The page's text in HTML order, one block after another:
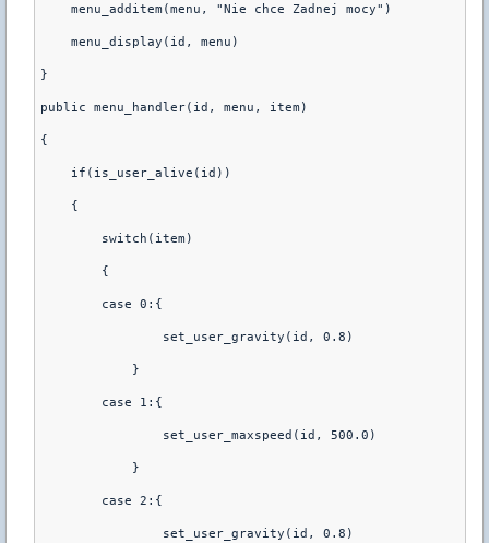
    menu_additem(menu, "Nie chce Zadnej mocy")
    menu_display(id, menu)
}
public menu_handler(id, menu, item)
{
    if(is_user_alive(id))
    {
        switch(item)
        {
        case 0:{
                set_user_gravity(id, 0.8)
            }
        case 1:{
                set_user_maxspeed(id, 500.0)
            }
        case 2:{
                set_user_gravity(id, 0.8)